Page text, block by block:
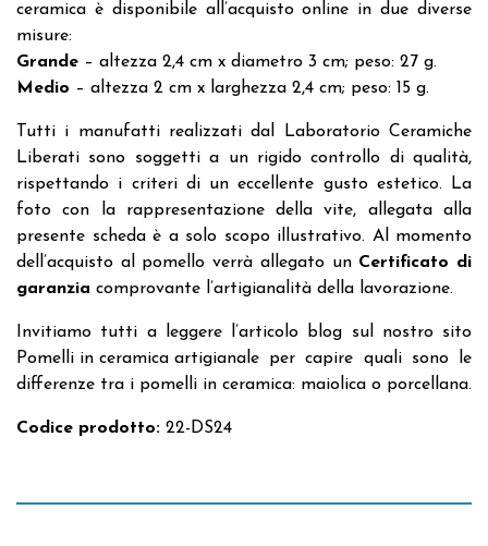
ceramica è disponibile all’acquisto online in due diverse
misure:
Grande – altezza 2,4 cm x diametro 3 cm; peso: 27 g.
Medio – altezza 2 cm x larghezza 2,4 cm; peso: 15 g.
Tutti i manufatti realizzati dal Laboratorio Ceramiche
Liberati sono soggetti a un rigido controllo di qualità,
rispettando i criteri di un eccellente gusto estetico. La
foto con la rappresentazione della vite, allegata alla
presente scheda è a solo scopo illustrativo. Al momento
dell’acquisto al pomello verrà allegato un Certificato di
garanzia comprovante l’artigianalità della lavorazione.
Invitiamo tutti a leggere l’articolo blog sul nostro sito
Pomelli in ceramica artigianale per capire quali sono le
differenze tra i pomelli in ceramica: maiolica o porcellana.
Codice prodotto: 22-DS24